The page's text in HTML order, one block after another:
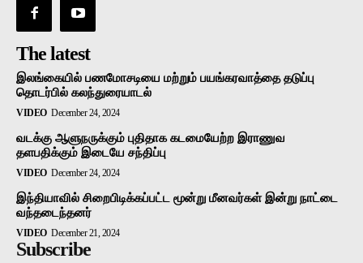
The latest
இலங்கையில் பணமோசடியை மற்றும் பயங்கரவாத்தை தடுப்பு
தொடர்பில் கலந்துரையாடல்
VIDEO December 24, 2024
வடக்கு ஆளுநருக்கும் புதிதாக கடமையேற்ற இராணுவ
தளபதிக்கும் இடையே சந்திப்பு
VIDEO December 24, 2024
இந்தியாவில் சிறைபிடிக்கப்பட்ட மூன்று மீனவர்கள் இன்று நாட்டை
வந்தடைந்தனர்
VIDEO December 21, 2024
Subscribe